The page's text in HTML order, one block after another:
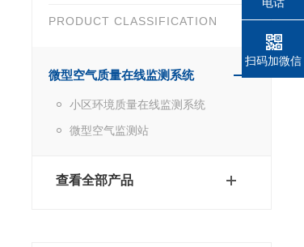
PRODUCT CLASSIFICATION
微型空气质量在线监测系统
小区环境质量在线监测系统
微型空气监测站
查看全部产品
扫码加微信